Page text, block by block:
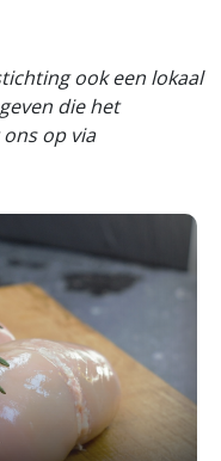
ook een lokaal
die het
op via